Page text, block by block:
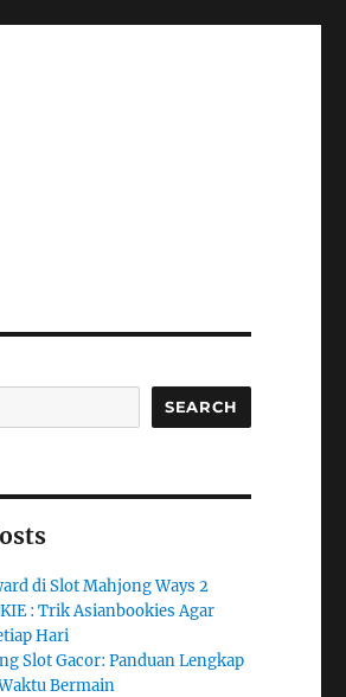
SEARCH
di Slot Mahjong Ways 2
: Trik Asianbookies Agar
Hari
Slot Gacor: Panduan Lengkap
Bermain